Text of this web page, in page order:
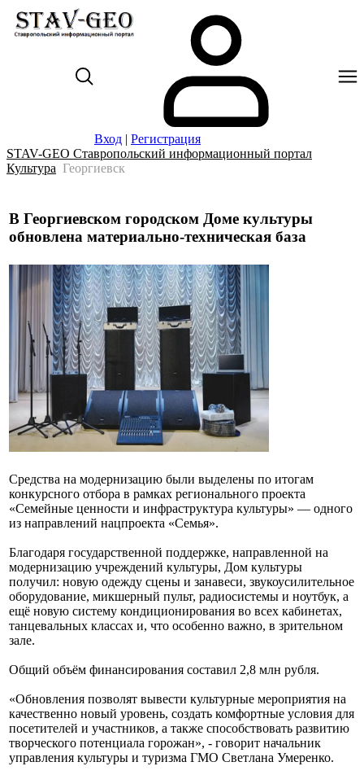
Вход | Регистрация
STAV-GEO Ставропольский информационный портал
Культура Георгиевск
В Георгиевском городском Доме культуры
обновлена материально-техническая база
Средства на модернизацию были выделены по итогам
конкурсного отбора в рамках регионального проекта
«Семейные ценности и инфраструктура культуры» — одного
из направлений нацпроекта «Семья».
Благодаря государственной поддержке, направленной на
модернизацию учреждений культуры, Дом культуры
получил: новую одежду сцены и занавеси, звукоусилительное
оборудование, микшерный пульт, радиосистемы и ноутбук, а
ещё новую систему кондиционирования во всех кабинетах,
танцевальных классах и, что особенно важно, в зрительном
зале.
Общий объём финансирования составил 2,8 млн рубля.
«Обновления позволят вывести культурные мероприятия на
качественно новый уровень, создать комфортные условия для
посетителей и участников, а также способствовать развитию
творческого потенциала горожан», - говорит начальник
управления культуры и туризма ГМО Светлана Умеренко.